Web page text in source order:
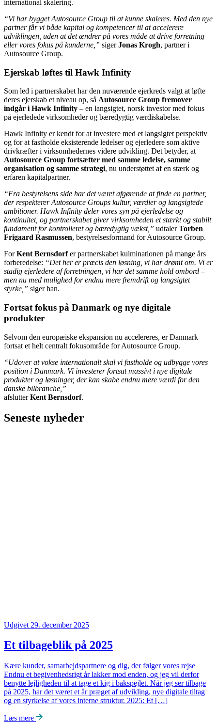
international skalering.
“Vi har bygget Autosource Group til at kunne skaleres. Med den nye
partner får vi både kapital og kompetencer til at accelerere
udviklingen, uden at det ændrer på vores måde at drive forretning
eller vores fokus på kunderne,” sigerJonas Krogh, partner i
Autosource Group.
Ejerskab løftes til Hawk Infinity
Som led i partnerskabet har den nuværende ejerkreds valgt at løfte
deres ejerskab et niveau op, så Autosource Group fremover
indgår i Hawk Infinity – en langsigtet, norsk investor med fokus
på ejerledede virksomheder og bæredygtig værdiskabelse.
Hawk Infinity er kendt for at investere med et langsigtet perspektiv
og for at fastholde eksisterende ledelser og ejerledere som aktive
drivkræfter i virksomhedernes videre udvikling. Det betyder, at
Autosource Group fortsætter med samme ledelse, samme
organisation og samme strategi, nu understøttet af en stærk og
erfaren kapitalpartner.
“Fra bestyrelsens side har det været afgørende at finde en partner,
der respekterer Autosource Groups kultur, værdier og langsigtede
ambitioner. Hawk Infinity deler vores syn på ejerledelse og
kontinuitet, og partnerskabet giver virksomheden et stærkt og stabilt
fundament for kontrolleret og bæredygtig vækst,” udtalerTorben
Frigaard Rasmussen, bestyrelsesformand for Autosource Group.
ForKent Bernsdorfer partnerskabet kulminationen på mange års
forberedelse: “Det her er præcis den løsning, vi har drømt om. Vi er
stadig ejerledere af forretningen, vi har det samme hold ombord –
men nu med mulighed for endnu mere fremdrift og langsigtet
styrke,” siger han.
Fortsat fokus på Danmark og nye digitale
produkter
Selvom den europæiske ekspansion nu accelereres, er Danmark
fortsat et helt centralt fokusområde for Autosource Group.
“Udover at vokse internationalt skal vi fastholde og udbygge vores
position i Danmark. Vi investerer fortsat massivt i nye digitale
produkter og løsninger, der kan skabe endnu mere værdi for den
danske bilbranche,”
afslutterKent Bernsdorf.
Seneste nyheder
Udgivet 29. december 2025
Et tilbageblik på 2025
Kære kunder, samarbejdspartnere og dig, der følger vores rejse
Endnu et begivenhedsrigt år lakker mod enden, og jeg vil derfor
benytte lejligheden til at tage et kig i bakspejlet. Når jeg ser tilbage
på 2025, har det været et år præget af udvikling, nye digitale tiltag
og en styrkelse af vores interne struktur. 2025: Et […]
Læs mere